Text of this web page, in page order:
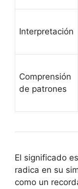
Interpretación
Comprensión
de patrones
El significado
radica en su
como un